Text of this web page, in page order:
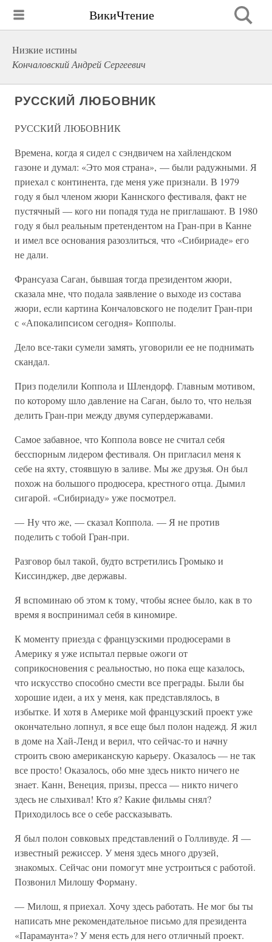
ВикиЧтение
Низкие истины
Кончаловский Андрей Сергеевич
РУССКИЙ ЛЮБОВНИК
РУССКИЙ ЛЮБОВНИК
Времена, когда я сидел с сэндвичем на хайлендском
газоне и думал: «Это моя страна», — были радужными. Я
приехал с континента, где меня уже признали. В 1979
году я был членом жюри Каннского фестиваля, факт не
пустячный — кого ни попадя туда не приглашают. В 1980
году я был реальным претендентом на Гран-при в Канне
и имел все основания разозлиться, что «Сибириаде» его
не дали.
Франсуаза Саган, бывшая тогда президентом жюри,
сказала мне, что подала заявление о выходе из состава
жюри, если картина Кончаловского не поделит Гран-при
с «Апокалипсисом сегодня» Копполы.
Дело все-таки сумели замять, уговорили ее не поднимать
скандал.
Приз поделили Коппола и Шлендорф. Главным мотивом,
по которому шло давление на Саган, было то, что нельзя
делить Гран-при между двумя супердержавами.
Самое забавное, что Коппола вовсе не считал себя
бесспорным лидером фестиваля. Он пригласил меня к
себе на яхту, стоявшую в заливе. Мы же друзья. Он был
похож на большого продюсера, крестного отца. Дымил
сигарой. «Сибириаду» уже посмотрел.
— Ну что же, — сказал Коппола. — Я не против
поделить с тобой Гран-при.
Разговор был такой, будто встретились Громыко и
Киссинджер, две державы.
Я вспоминаю об этом к тому, чтобы яснее было, как в то
время я воспринимал себя в киномире.
К моменту приезда с французскими продюсерами в
Америку я уже испытал первые ожоги от
соприкосновения с реальностью, но пока еще казалось,
что искусство способно смести все преграды. Были бы
хорошие идеи, а их у меня, как представлялось, в
избытке. И хотя в Америке мой французский проект уже
окончательно лопнул, я все еще был полон надежд. Я жил
в доме на Хай-Ленд и верил, что сейчас-то и начну
строить свою американскую карьеру. Оказалось — не так
все просто! Оказалось, обо мне здесь никто ничего не
знает. Канн, Венеция, призы, пресса — никто ничего
здесь не слыхивал! Кто я? Какие фильмы снял?
Приходилось все о себе рассказывать.
Я был полон совковых представлений о Голливуде. Я —
известный режиссер. У меня здесь много друзей,
знакомых. Сейчас они помогут мне устроиться с работой.
Позвонил Милошу Форману.
— Милош, я приехал. Хочу здесь работать. Не мог бы ты
написать мне рекомендательное письмо для президента
«Парамаунта»? У меня есть для него отличный проект.